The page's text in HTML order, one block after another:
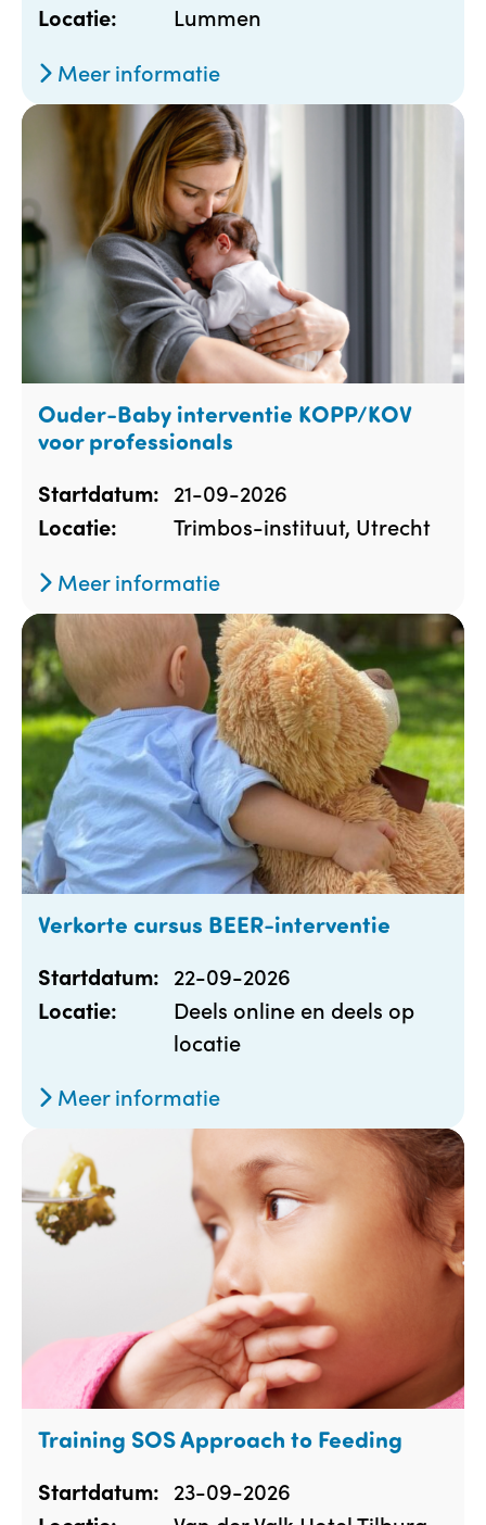
Locatie:
Lummen
Meer informatie
Ouder-Baby interventie KOPP/KOV
voor professionals
Startdatum: 21-09-2026
Locatie:
Trimbos-instituut, Utrecht
Meer informatie
Verkorte cursus BEER-interventie
Startdatum: 22-09-2026
Locatie:
Deels online en deels op
locatie
Meer informatie
Training SOS Approach to Feeding
Startdatum: 23-09-2026